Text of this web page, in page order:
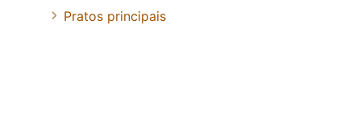
Pratos principais